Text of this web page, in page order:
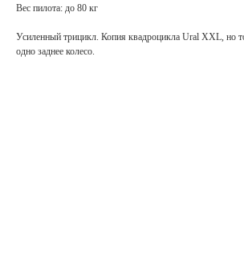
Вес пилота: до 80 кг
Усиленный трицикл. Копия квадроцикла Ural XXL, но
одно заднее колесо.